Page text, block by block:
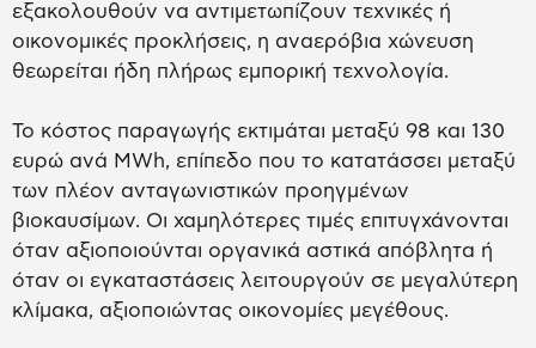
εξακολουθούν να αντιμετωπίζουν τεχνικές ή
οικονομικές προκλήσεις, η αναερόβια χώνευση
θεωρείται ήδη πλήρως εμπορική τεχνολογία.
Το κόστος παραγωγής εκτιμάται μεταξύ 98 και 130
ευρώ ανά MWh, επίπεδο που το κατατάσσει μεταξύ
των πλέον ανταγωνιστικών προηγμένων
βιοκαυσίμων. Οι χαμηλότερες τιμές επιτυγχάνονται
όταν αξιοποιούνται οργανικά αστικά απόβλητα ή
όταν οι εγκαταστάσεις λειτουργούν σε μεγαλύτερη
κλίμακα, αξιοποιώντας οικονομίες μεγέθους.